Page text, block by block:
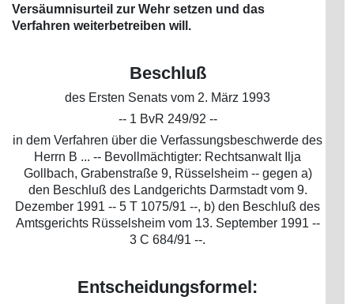
Versäumnisurteil zur Wehr setzen und das
Verfahren weiterbetreiben will.
Beschluß
des Ersten Senats vom 2. März 1993
-- 1 BvR 249/92 --
in dem Verfahren über die Verfassungsbeschwerde des
Herrn B ... -- Bevollmächtigter: Rechtsanwalt Ilja
Gollbach, Grabenstraße 9, Rüsselsheim -- gegen a)
den Beschluß des Landgerichts Darmstadt vom 9.
Dezember 1991 -- 5 T 1075/91 --, b) den Beschluß des
Amtsgerichts Rüsselsheim vom 13. September 1991 --
3 C 684/91 --.
Entscheidungsformel: